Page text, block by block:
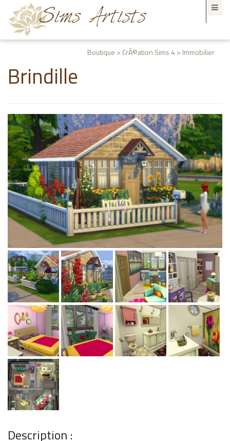
Boutique > CrÃ©ation Sims 4 > Immobilier
Brindille
Description :